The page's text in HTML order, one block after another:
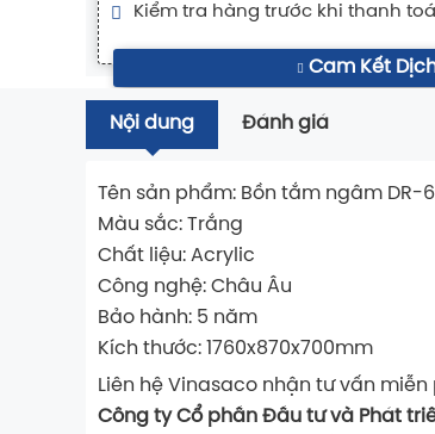
Cam Kết
Kiểm tra hàng trước khi thanh
Nội dung Đánh giá
Tên sản phẩm: Bồn tắm ngâm DR-
Màu sắc: Trắng
Chất liệu: Acrylic
Công nghệ: Châu Âu
Bảo hành: 5 năm
Kích thước: 1760x870x700mm
Liên hệ Vinasaco nhận tư vấn
Công ty Cổ phần Đầu tư và Phát